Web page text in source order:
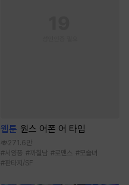
웹툰 원스 어폰 어 타임
271.6만
#서양풍 #까칠남 #로맨스 #모솔녀
#판타지/SF